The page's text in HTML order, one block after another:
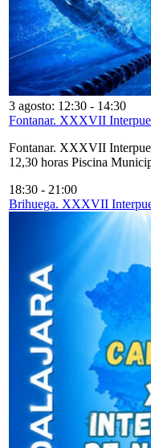
3 agosto: 12:30 - 14:30
Fontanar. XXXVII
Fontanar. XXXVII
12,30 horas Piscina
18:30 - 21:00
Brihuega. XXXVII